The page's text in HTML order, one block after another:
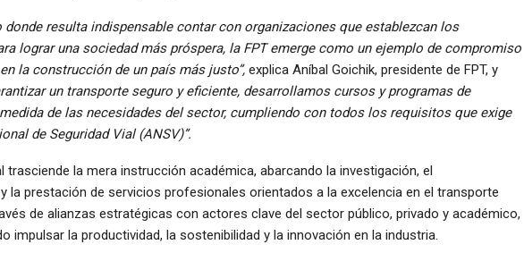
donde resulta indispensable contar con organizaciones que establezcan los
lograr una sociedad más próspera, la FPT emerge como un ejemplo de compromiso
la construcción de un país más justo”, explica Aníbal Goichik, presidente de FPT, y
un transporte seguro y eficiente, desarrollamos cursos y programas de
de las necesidades del sector, cumpliendo con todos los requisitos que exige
de Seguridad Vial (ANSV)”.
trasciende la mera instrucción académica, abarcando la investigación, el
la prestación de servicios profesionales orientados a la excelencia en el transporte
de alianzas estratégicas con actores clave del sector público, privado y académico,
impulsar la productividad, la sostenibilidad y la innovación en la industria.